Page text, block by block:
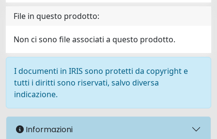
File in questo prodotto:
Non ci sono file associati a questo prodotto.
I documenti in IRIS sono protetti da copyright e
tutti i diritti sono riservati, salvo diversa
indicazione.
Informazioni